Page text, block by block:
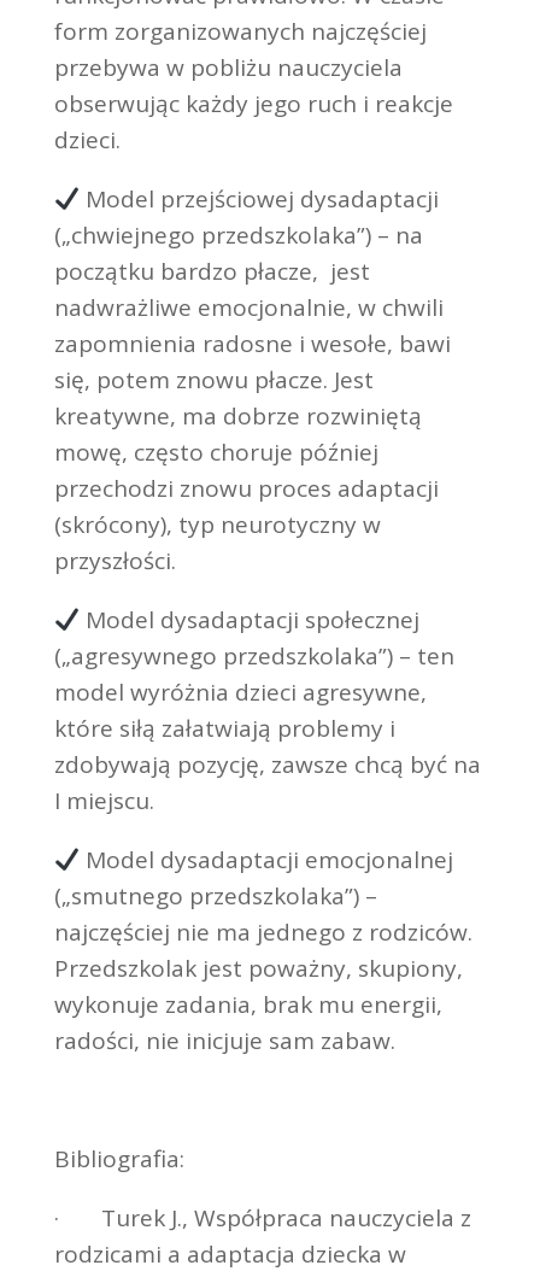
form zorganizowanych najczęściej
przebywa w pobliżu nauczyciela
obserwując każdy jego ruch i reakcje
dzieci.
Model przejściowej dysadaptacji
(„chwiejnego przedszkolaka”) – na
początku bardzo płacze, jest
nadwrażliwe emocjonalnie, w chwili
zapomnienia radosne i wesołe, bawi
się, potem znowu płacze. Jest
kreatywne, ma dobrze rozwiniętą
mowę, często choruje później
przechodzi znowu proces adaptacji
(skrócony), typ neurotyczny w
przyszłości.
Model dysadaptacji społecznej
(„agresywnego przedszkolaka”) – ten
model wyróżnia dzieci agresywne,
które siłą załatwiają problemy i
zdobywają pozycję, zawsze chcą być na
I miejscu.
Model dysadaptacji emocjonalnej
(„smutnego przedszkolaka”) –
najczęściej nie ma jednego z rodziców.
Przedszkolak jest poważny, skupiony,
wykonuje zadania, brak mu energii,
radości, nie inicjuje sam zabaw.
Bibliografia:
· Turek J., Współpraca nauczyciela z
rodzicami a adaptacja dziecka w